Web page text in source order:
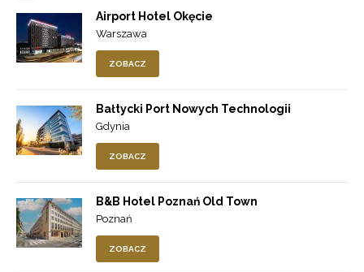
Airport Hotel Okęcie
Warszawa
ZOBACZ
Bałtycki Port Nowych Technologii
Gdynia
ZOBACZ
B&B Hotel Poznań Old Town
Poznań
ZOBACZ